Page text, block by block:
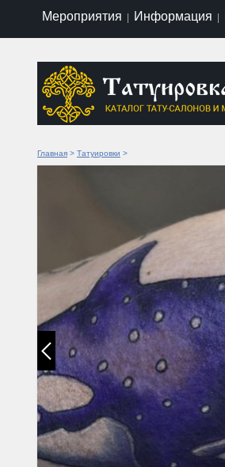
Мероприятия Информация
Главная > Татуировки >